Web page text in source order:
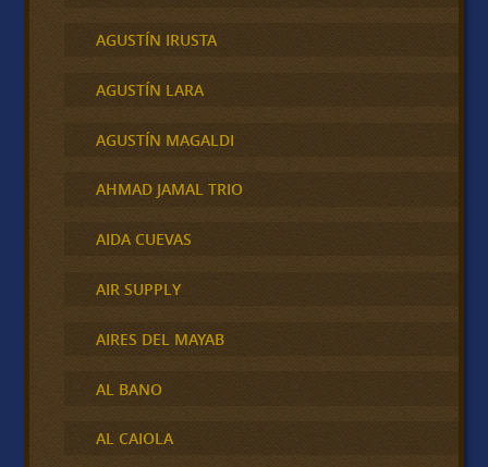
AGUSTÍN IRUSTA
AGUSTÍN LARA
AGUSTÍN MAGALDI
AHMAD JAMAL TRIO
AIDA CUEVAS
AIR SUPPLY
AIRES DEL MAYAB
AL BANO
AL CAIOLA